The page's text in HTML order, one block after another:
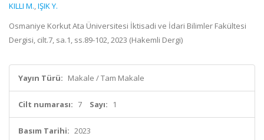
KILLI M.,IŞIK Y.
Osmaniye Korkut Ata Üniversitesi İktisadi ve İdari Bilimler Fakültesi
Dergisi, cilt.7, sa.1, ss.89-102, 2023 (Hakemli Dergi)
Yayın Türü: Makale / Tam Makale
Cilt numarası: 7 Sayı: 1
Basım Tarihi: 2023